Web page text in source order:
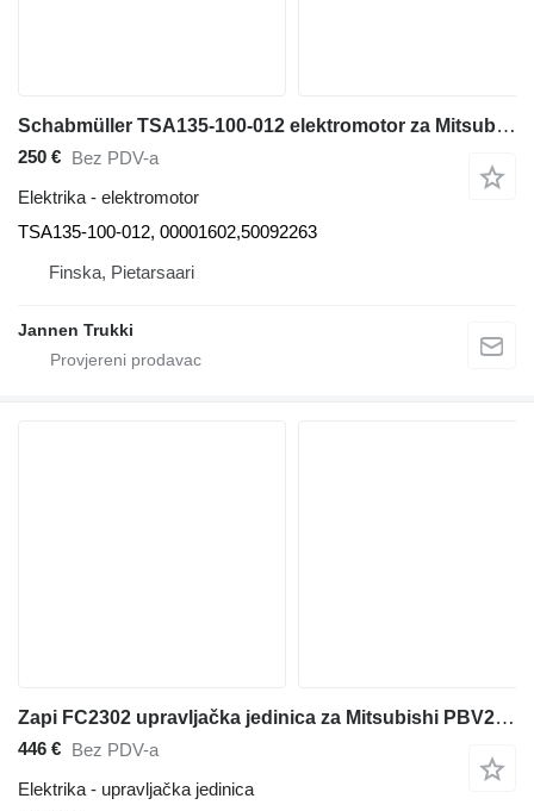
Schabmüller TSA135-100-012 elektromotor za Mitsubishi PBV20N2 električnog paletara
250 € Bez PDV-a
Elektrika - elektromotor
TSA135-100-012, 00001602,50092263
Finska, Pietarsaari
Jannen Trukki
Zapi FC2302 upravljačka jedinica za Mitsubishi PBV20N2 električnog paletara
446 € Bez PDV-a
Elektrika - upravljačka jedinica